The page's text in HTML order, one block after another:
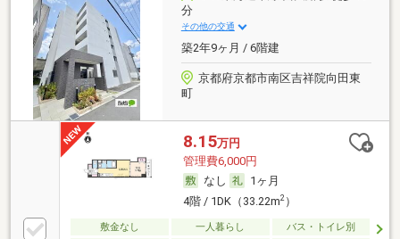
分
その他の交通
築2年9ヶ月 / 6階建
京都府京都市南区吉祥院向田東
町
8.15万円
管理費6,000円
なし
1ヶ月
4階 / 1DK（33.22m2）
敷金なし 一人暮らし バス・トイレ別